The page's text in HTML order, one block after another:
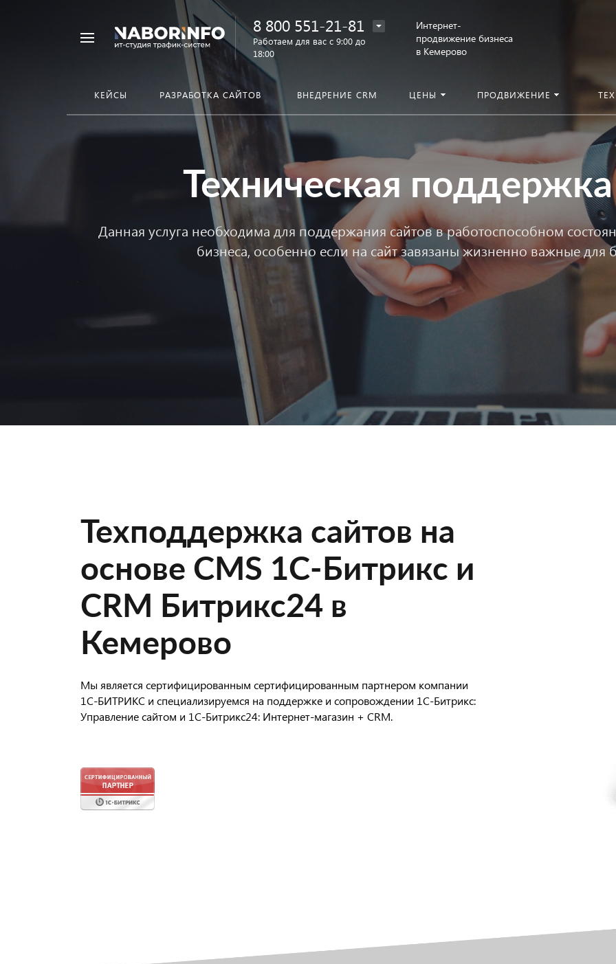
8 800 551-21-81
Работаем для вас с 9:00 до
18:00
Интернет-
продвижение бизнеса
в Кемерово
КЕЙСЫ РАЗРАБОТКА САЙТОВ ВНЕДРЕНИЕ CRM ЦЕНЫ ПРОДВИЖЕНИЕ
Техническая
Данная услуга необходима для поддержания сайтов в работоспособном
бизнеса, особенно если на сайт завязаны жизненно важные для
Техподдержка сайтов на
основе CMS 1C-Битрикс и
CRM Битрикс24 в
Кемерово
Мы является сертифицированным сертифицированным партнером компании
1С-БИТРИКС и специализируемся на поддержке и сопровождении 1С-Битрикс:
Управление сайтом и 1С-Битрикс24: Интернет-магазин + CRM.